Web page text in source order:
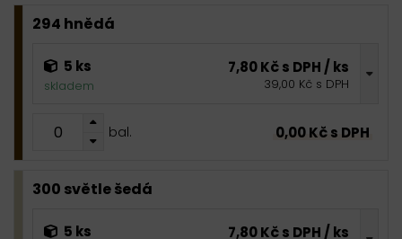
294 hnědá
5 ks
skladem
7,80 Kč s DPH / ks
39,00 Kč s DPH
bal. 0,00 Kč s DPH
300 světle šedá
5 ks 7,80 Kč s DPH / ks